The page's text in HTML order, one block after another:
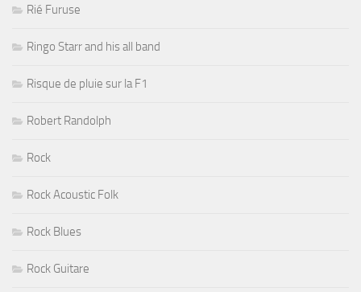
Rié Furuse
Ringo Starr and his all band
Risque de pluie sur la F1
Robert Randolph
Rock
Rock Acoustic Folk
Rock Blues
Rock Guitare